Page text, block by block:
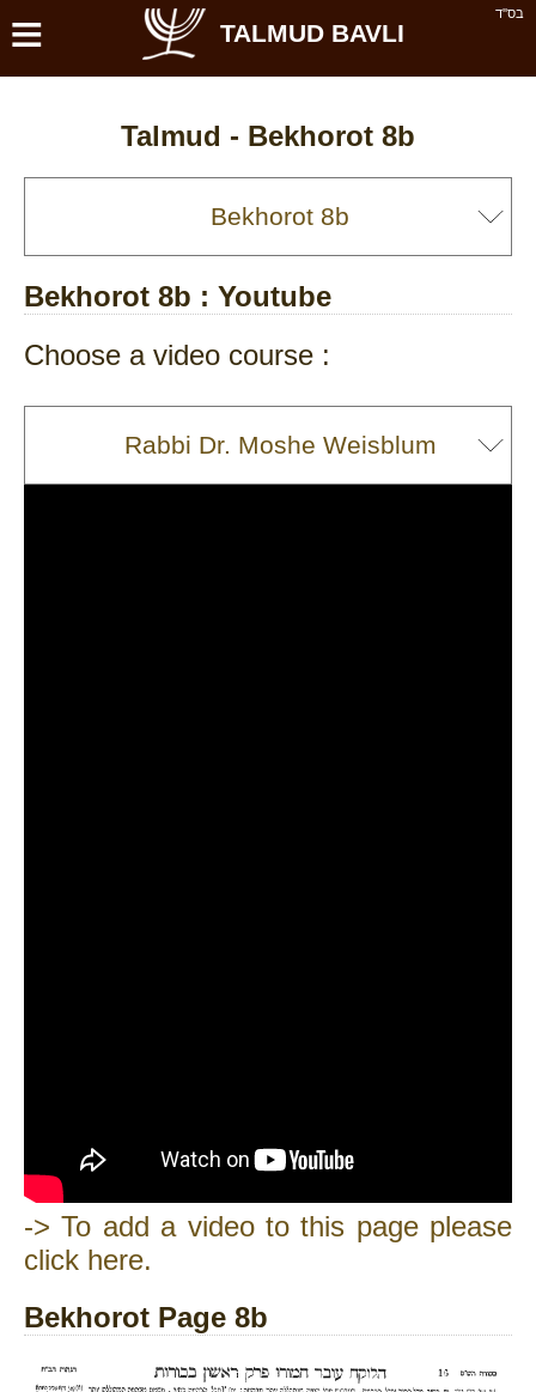
בס''ד ≡ TALMUD BAVLI
Talmud - Bekhorot 8b
Bekhorot 8b : Youtube
Choose a video course :
-> To add a video to this page please
click here.
Bekhorot Page 8b